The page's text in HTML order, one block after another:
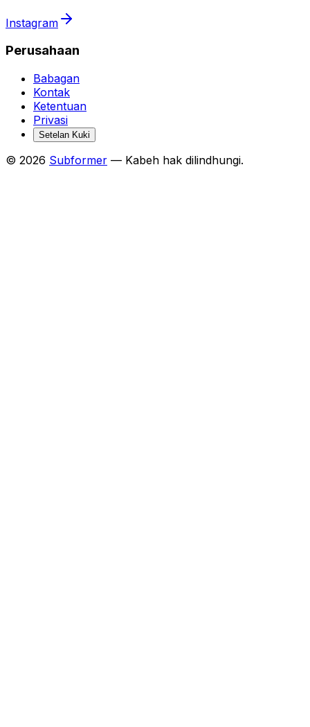
Instagram
Perusahaan
Babagan
Kontak
Ketentuan
Privasi
Setelan Kuki
© 2026 Subformer — Kabeh hak dilindhungi.